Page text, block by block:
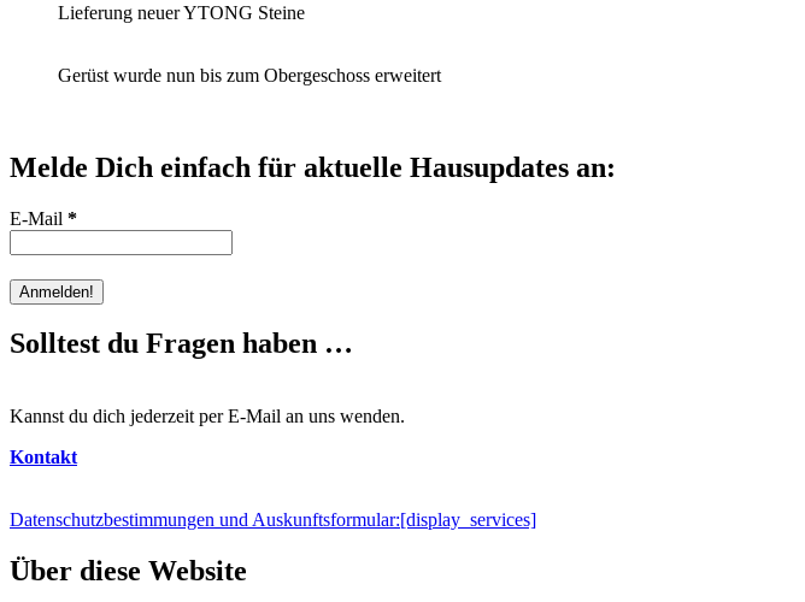
Lieferung neuer YTONG Steine
Gerüst wurde nun bis zum Obergeschoss erweitert
Melde Dich einfach für aktuelle Hausupdates an:
E-Mail *
Solltest du Fragen haben …
Kannst du dich jederzeit per E-Mail an uns wenden.
Kontakt
Datenschutzbestimmungen und Auskunftsformular:[display_services]
Über diese Website